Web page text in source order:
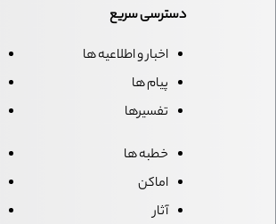
دسترسی سریع
اخبار و اطلاعیه ها
پیام ها
تفسیرها
خطبه ها
اماکن
آثار